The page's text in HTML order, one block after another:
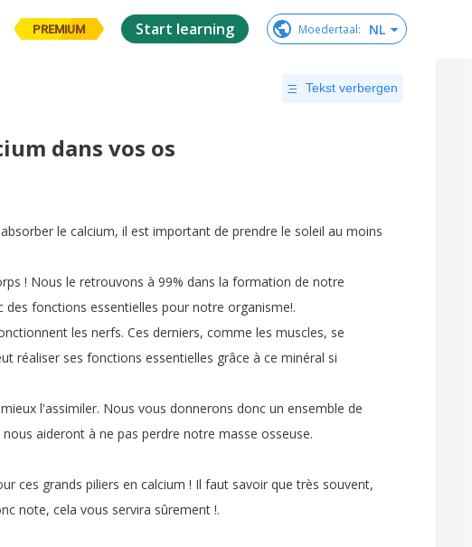
PREMIUM Start learning Moedertaal: NL
Tekst verbergen
dans vos os
absorber le calcium, il est important de prendre le soleil au moins
! Nous le retrouvons à 99% dans la formation de notre
des fonctions essentielles pour notre organisme!.
les nerfs. Ces derniers, comme les muscles, se
réaliser ses fonctions essentielles grâce à ce minéral si
mieux l'assimiler. Nous vous donnerons donc un ensemble de
nous aideront à ne pas perdre notre masse osseuse.
ces grands piliers en calcium ! Il faut savoir que très souvent,
note, cela vous servira sûrement !.